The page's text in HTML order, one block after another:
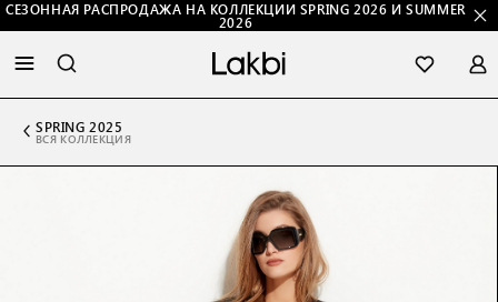
СЕЗОННАЯ РАСПРОДАЖА НА КОЛЛЕКЦИИ SPRING 2026 И SUMMER
2026
SPRING 2025
ВСЯ КОЛЛЕКЦИЯ